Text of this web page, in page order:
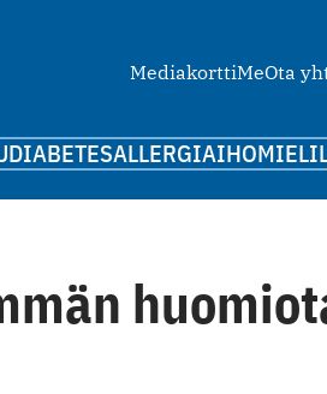
MediakorttiMeOta
DIABETESALLERGIAIHOMIELI